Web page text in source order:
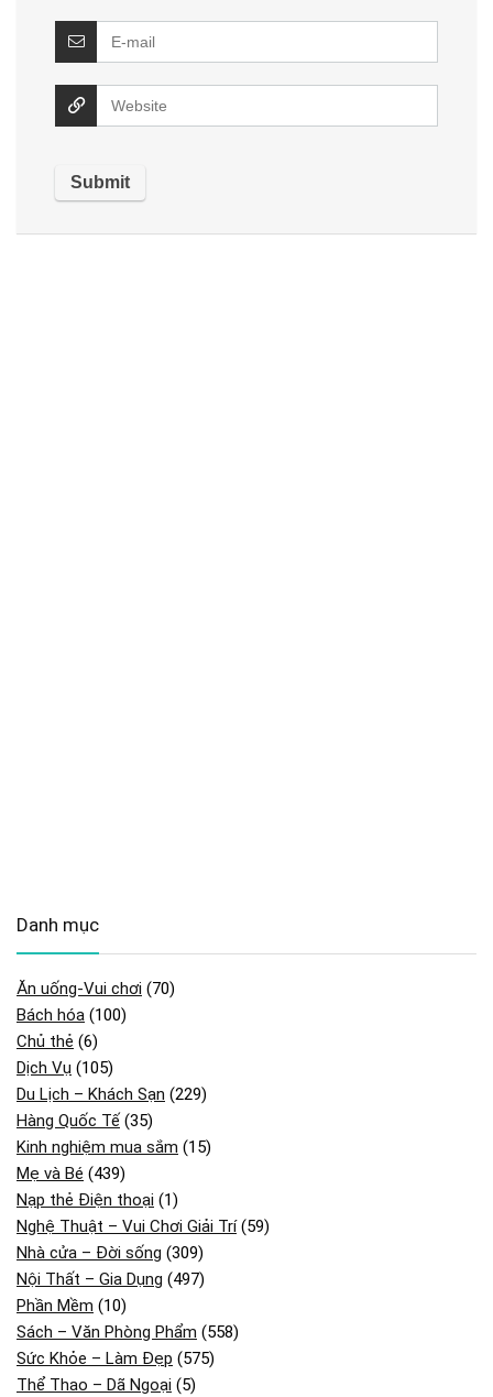
Danh mục
Ăn uống-Vui chơi (70)
Bách hóa (100)
Chủ thẻ (6)
Dịch Vụ (105)
Du Lịch – Khách Sạn (229)
Hàng Quốc Tế (35)
Kinh nghiệm mua sắm (15)
Mẹ và Bé (439)
Nạp thẻ Điện thoại (1)
Nghệ Thuật – Vui Chơi Giải Trí(59)
Nhà cửa – Đời sống (309)
Nội Thất – Gia Dụng (497)
Phần Mềm (10)
Sách – Văn Phòng Phẩm (558)
Sức Khỏe – Làm Đẹp (575)
Thể Thao – Dã Ngoại (5)